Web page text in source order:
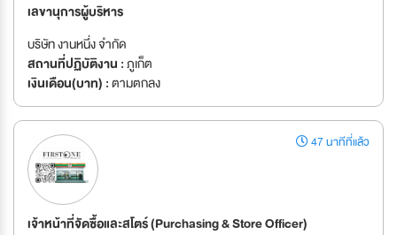
เลขานุการผู้บริหาร
บริษัท งานหนึ่ง จำกัด
สถานที่ปฏิบัติงาน :ภูเก็ต
เงินเดือน(บาท) :ตามตกลง
47 นาทีที่แล้ว
เจ้าหน้าที่จัดซื้อและสโตร์ (Purchasing & Store Officer)